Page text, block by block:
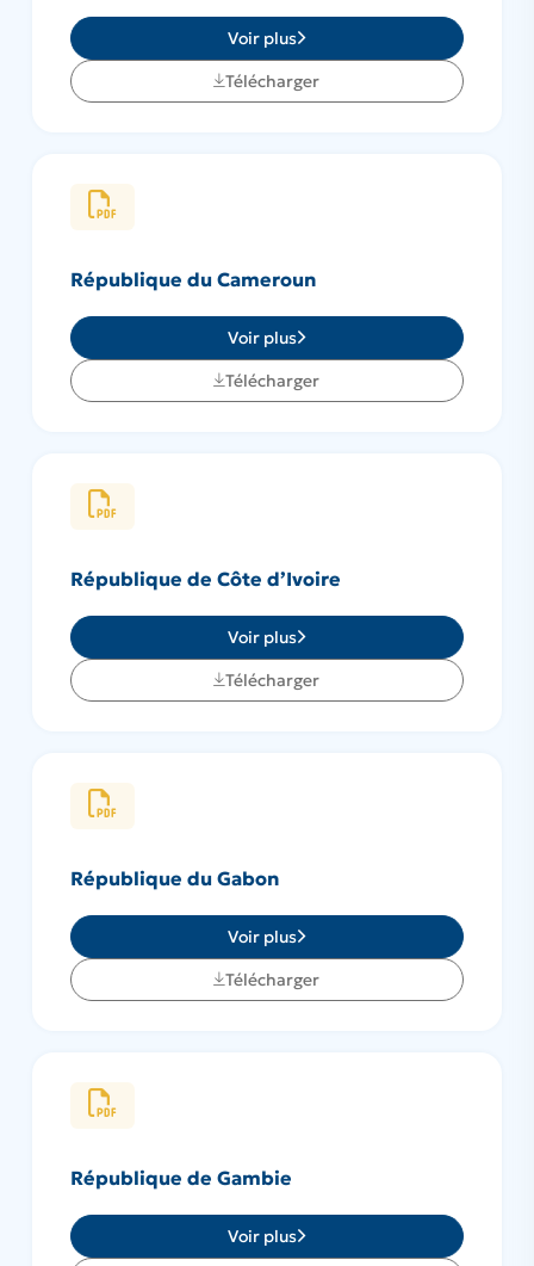
Voir plus
Télécharger
République du Cameroun
Voir plus
Télécharger
République de Côte d’Ivoire
Voir plus
Télécharger
République du Gabon
Voir plus
Télécharger
République de Gambie
Voir plus